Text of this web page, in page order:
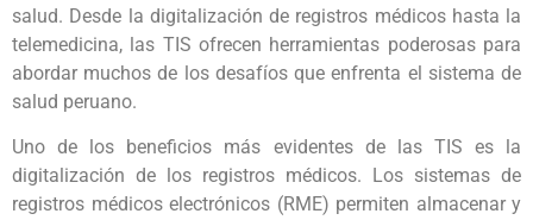
salud. Desde la digitalización de registros médicos hasta la
telemedicina, las TIS ofrecen herramientas poderosas para
abordar muchos de los desafíos que enfrenta el sistema de
salud peruano.
Uno de los beneficios más evidentes de las TIS es la
digitalización de los registros médicos. Los sistemas de
registros médicos electrónicos (RME) permiten almacenar y